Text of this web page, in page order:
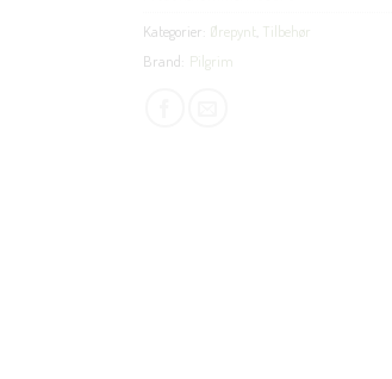
Kategorier: Ørepynt Tilbehør
Brand: Pilgrim